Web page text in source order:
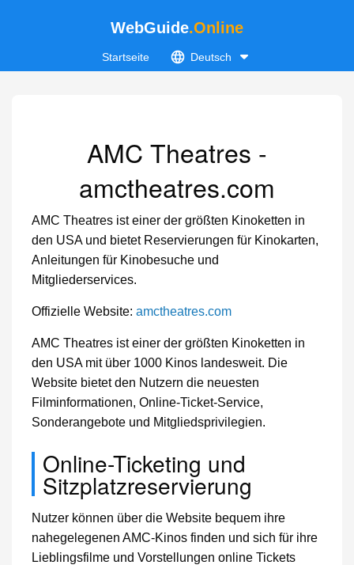
WebGuide.Online
Startseite Deutsch
AMC Theatres -
amctheatres.com
AMC Theatres ist einer der größten Kinoketten in
den USA und bietet Reservierungen für Kinokarten,
Anleitungen für Kinobesuche und
Mitgliederservices.
Offizielle Website: amctheatres.com
AMC Theatres ist einer der größten Kinoketten in
den USA mit über 1000 Kinos landesweit. Die
Website bietet den Nutzern die neuesten
Filminformationen, Online-Ticket-Service,
Sonderangebote und Mitgliedsprivilegien.
Online-Ticketing und
Sitzplatzreservierung
Nutzer können über die Website bequem ihre
nahegelegenen AMC-Kinos finden und sich für ihre
Lieblingsfilme und Vorstellungen online Tickets